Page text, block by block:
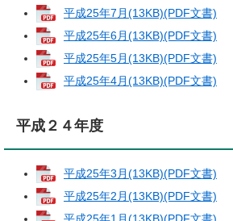
平成25年7月(13KB)(PDF文書)
平成25年6月(13KB)(PDF文書)
平成25年5月(13KB)(PDF文書)
平成25年4月(13KB)(PDF文書)
平成２４年度
平成25年3月(13KB)(PDF文書)
平成25年2月(13KB)(PDF文書)